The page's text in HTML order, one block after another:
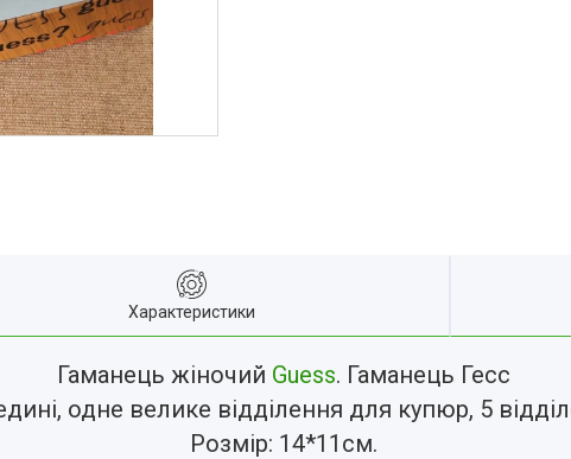
Характеристики
Гаманець жіночий Guess. Гаманець Гесс
одне велике відділення для купюр, 5
Розмір: 14*11см.